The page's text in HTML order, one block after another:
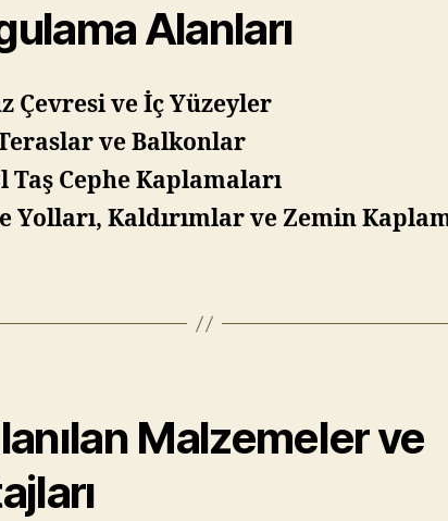
Alanları
Çevresi ve İç Yüzeyler
ve Balkonlar
Taş Cephe Kaplamaları
Yolları, Kaldırımlar ve Zemin
Malzemeler ve